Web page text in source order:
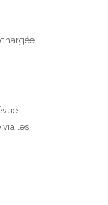
via les